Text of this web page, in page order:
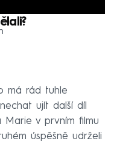
má rád tuhle
ujít další díl
v prvním filmu
úspěšně udrželi